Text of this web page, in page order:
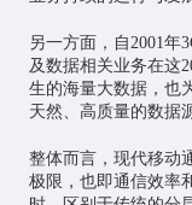
另一方面，自2001年
及数据相关业务在这
生的海量大数据，也
天然、高质量的数据
整体而言，现代移动
极限，也即通信效率